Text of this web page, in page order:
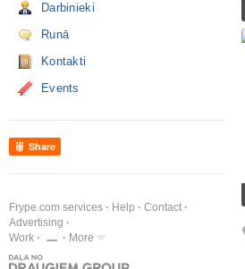
Darbinieki
Runā
Kontakti
Events
Share
Frype.com services Help
Contact
Advertising
Work
More